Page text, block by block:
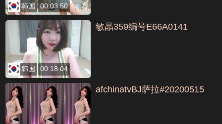
韩国 00:03:50
韩国 00:18:04
敏晶359编号E66A0141
afchinatvBJ萨拉#20200515